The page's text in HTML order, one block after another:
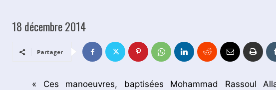
18 décembre 2014
Partager
« Ces manoeuvres, baptisées Mohammad Rassoul